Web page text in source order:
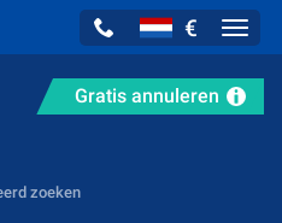
€
Gratis annuleren
zoeken